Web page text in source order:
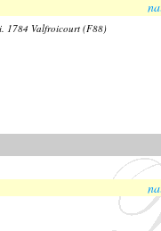
1784 Valfroicourt (F88)